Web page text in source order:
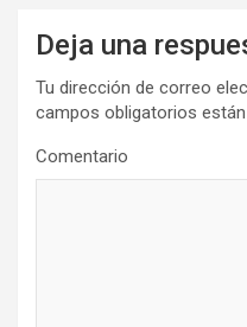
Deja una
Tu dirección de correo
campos obligatorios
Comentario